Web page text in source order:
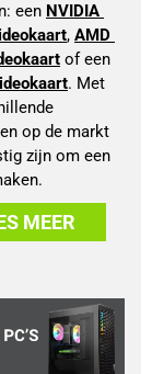
een NVIDIA
, AMD
. Met
op de markt
zijn om een
MEER